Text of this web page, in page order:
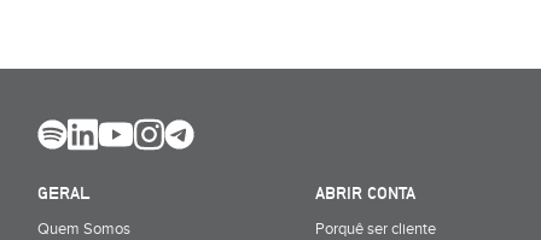
GERAL
Quem Somos
ABRIR CONTA
Porquê ser cliente